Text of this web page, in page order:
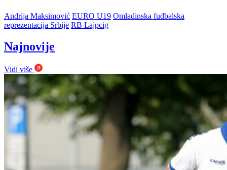
Andrija Maksimović EURO U19 Omladinska fudbalska
reprezentacija Srbije RB Lajpcig
Najnovije
Vidi više